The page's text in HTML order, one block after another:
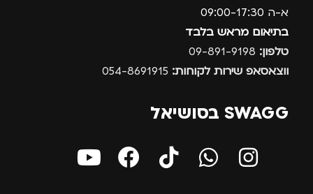
א-ה 09:00-17:30
בתיאום מראש בלבד
טלפון:
ווצאסאפ שירות לקוחות:
SWAGG בסושיאל